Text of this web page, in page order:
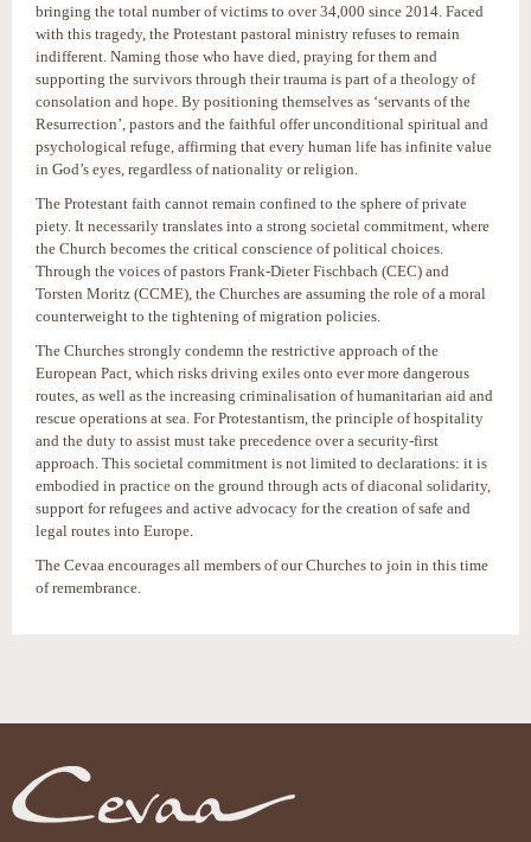
bringing the total number of victims to over 34,000 since 2014. Faced
with this tragedy, the Protestant pastoral ministry refuses to remain
indifferent. Naming those who have died, praying for them and
supporting the survivors through their trauma is part of a theology of
consolation and hope. By positioning themselves as ‘servants of the
Resurrection’, pastors and the faithful offer unconditional spiritual and
psychological refuge, affirming that every human life has infinite value
in God’s eyes, regardless of nationality or religion.
The Protestant faith cannot remain confined to the sphere of private
piety. It necessarily translates into a strong societal commitment, where
the Church becomes the critical conscience of political choices.
Through the voices of pastors Frank-Dieter Fischbach (CEC) and
Torsten Moritz (CCME), the Churches are assuming the role of a moral
counterweight to the tightening of migration policies.
The Churches strongly condemn the restrictive approach of the
European Pact, which risks driving exiles onto ever more dangerous
routes, as well as the increasing criminalisation of humanitarian aid and
rescue operations at sea. For Protestantism, the principle of hospitality
and the duty to assist must take precedence over a security-first
approach. This societal commitment is not limited to declarations: it is
embodied in practice on the ground through acts of diaconal solidarity,
support for refugees and active advocacy for the creation of safe and
legal routes into Europe.
The Cevaa encourages all members of our Churches to join in this time
of remembrance.
document